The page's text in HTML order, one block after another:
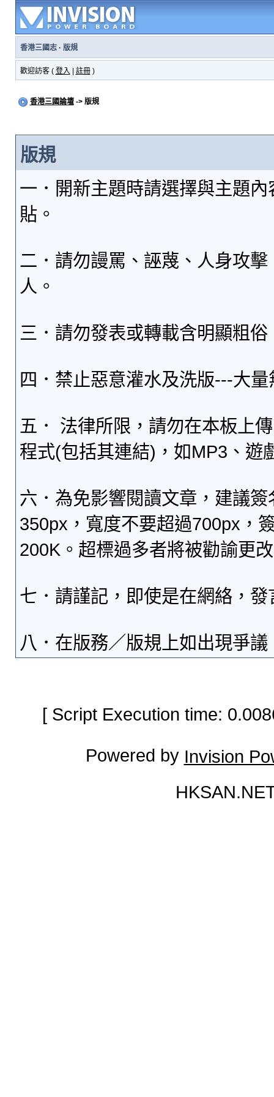
香港三國志· 版規
歡迎訪客 ( 登入 註冊)
香港三國論壇-> 版規
版規
一．開新主題時請選擇與主題
貼。
二．請勿謾罵、誣蔑、人身攻
人。
三．請勿發表或轉載含明顯粗
四．禁止惡意灌水及洗版---大
五． 法律所限，請勿在本板上
程式(包括其連結)，如MP3、遊
六．為免影響閱讀文章，建議
350px，寬度不要超過700px，
200K。超標過多者將被勸諭更
七．請謹記，即使是在網絡，
八．在版務／版規上如出現爭
[ Script Execution time:
Powered by Invision